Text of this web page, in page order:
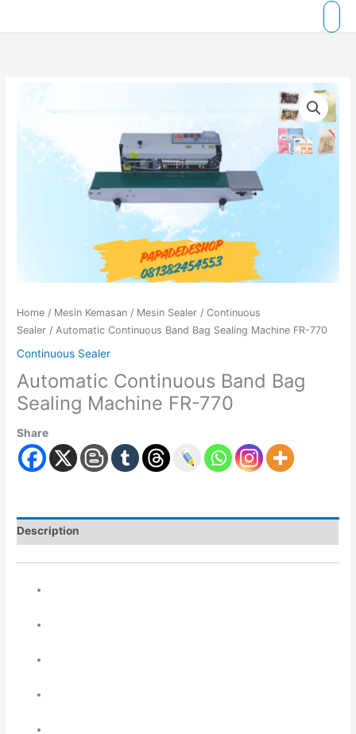
Home / Mesin Kemasan / Mesin Sealer /Continuous
Sealer / Automatic Continuous Band Bag Sealing Machine FR-770
Continuous Sealer
Automatic Continuous Band Bag
Sealing Machine FR-770
Share
Description